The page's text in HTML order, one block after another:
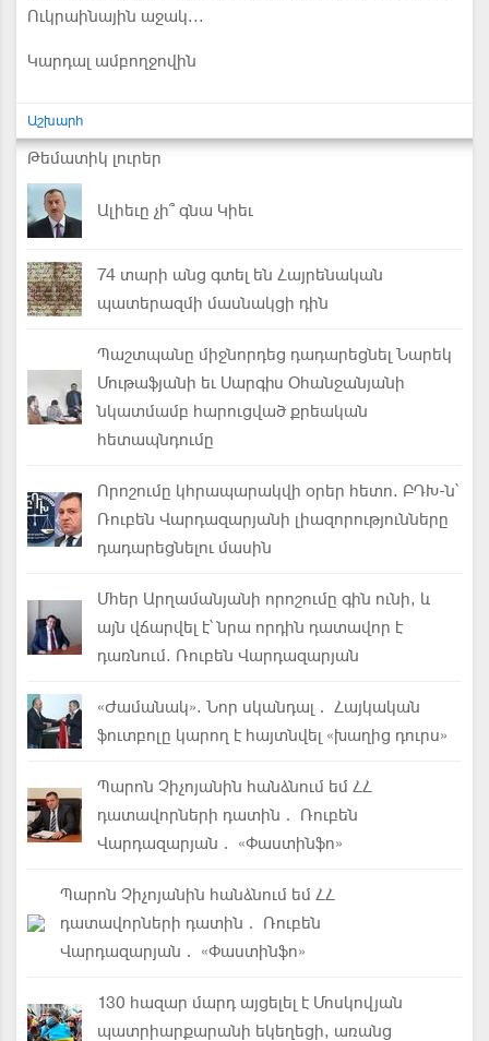
Ուկրաինային աջակ...
Կարդալ ամբողջովին
Աշխարհ
Թեմատիկ լուրեր
Ալիեւը չի՞ գնա Կիեւ
74 տարի անց գտել են Հայրենական
պատերազմի մասնակցի դին
Պաշտպանը միջնորդեց դադարեցնել Նարեկ
Մութաֆյանի եւ Սարգիս Օհանջանյանի
նկատմամբ հարուցված քրեական
հետապնդումը
Որոշումը կհրապարակվի օրեր հետո. ԲԴԽ-ն՝
Ռուբեն Վարդազարյանի լիազորությունները
դադարեցնելու մասին
Մհեր Արղամանյանի որոշումը գին ունի, և
այն վճարվել է՝ նրա որդին դատավոր է
դառնում. Ռուբեն Վարդազարյան
«Ժամանակ». Նոր սկանդալ․ Հայկական
ֆուտբոլը կարող է հայտնվել «խաղից դուրս»
Պարոն Չիչոյանին հանձնում եմ ՀՀ
դատավորների դատին․ Ռուբեն
Վարդազարյան․ «Փաստինֆո»
Պարոն Չիչոյանին հանձնում եմ ՀՀ
դատավորների դատին․ Ռուբեն
Վարդազարյան․ «Փաստինֆո»
130 հազար մարդ այցելել է Մոսկովյան
պատրիարքարանի եկեղեցի, առանց